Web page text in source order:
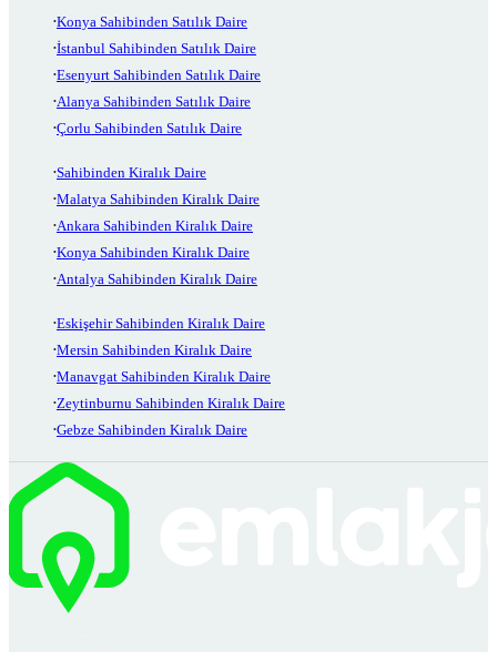
Konya Sahibinden Satılık Daire
İstanbul Sahibinden Satılık Daire
Esenyurt Sahibinden Satılık Daire
Alanya Sahibinden Satılık Daire
Çorlu Sahibinden Satılık Daire
Sahibinden Kiralık Daire
Malatya Sahibinden Kiralık Daire
Ankara Sahibinden Kiralık Daire
Konya Sahibinden Kiralık Daire
Antalya Sahibinden Kiralık Daire
Eskişehir Sahibinden Kiralık Daire
Mersin Sahibinden Kiralık Daire
Manavgat Sahibinden Kiralık Daire
Zeytinburnu Sahibinden Kiralık Daire
Gebze Sahibinden Kiralık Daire